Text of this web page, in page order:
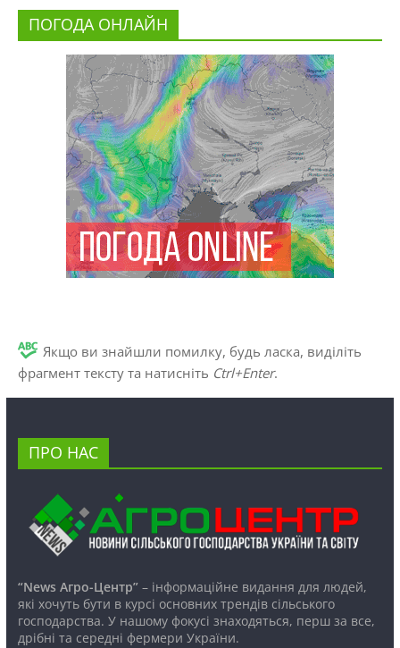
ПОГОДА ОНЛАЙН
Якщо ви знайшли помилку, будь ласка, виділіть
фрагмент тексту та натисніть Ctrl+Enter.
ПРО НАС
“News Агро-Центр”– інформаційне видання для людей,
які хочуть бути в курсі основних трендів сільського
господарства. У нашому фокусі знаходяться, перш за все,
дрібні та середні фермери України.